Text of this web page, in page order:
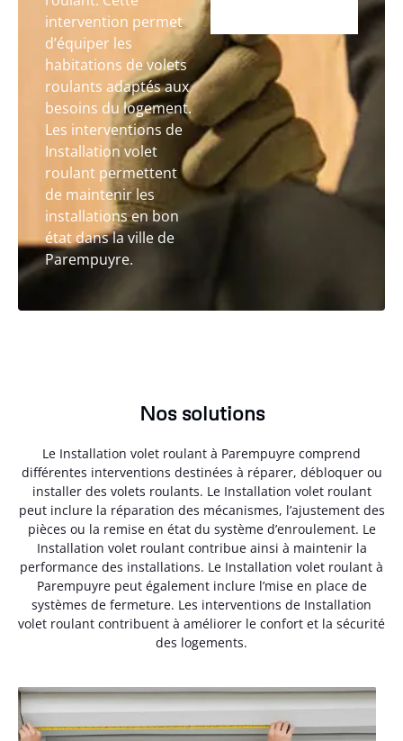
intervention permet
d’équiper les
habitations de volets
roulants adaptés aux
besoins du logement.
Les interventions de
Installation volet
roulant permettent
de maintenir les
installations en bon
état dans la ville de
Parempuyre.
Nos solutions
Le Installation volet roulant à Parempuyre comprend
différentes interventions destinées à réparer, débloquer ou
installer des volets roulants. Le Installation volet roulant
peut inclure la réparation des mécanismes, l’ajustement des
pièces ou la remise en état du système d’enroulement. Le
Installation volet roulant contribue ainsi à maintenir la
performance des installations. Le Installation volet roulant à
Parempuyre peut également inclure l’mise en place de
systèmes de fermeture. Les interventions de Installation
volet roulant contribuent à améliorer le confort et la sécurité
des logements.